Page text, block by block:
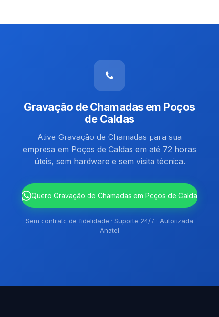
Gravação de Chamadas em Poços
de Caldas
Ative Gravação de Chamadas para sua
empresa em Poços de Caldas em até 72 horas
úteis, sem hardware e sem visita técnica.
Quero Gravação de Chamadas em Poços de Caldas
Sem contrato de fidelidade · Suporte 24/7 · Autorizada
Anatel